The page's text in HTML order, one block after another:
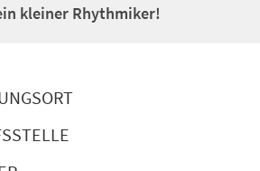
kleiner Rhythmiker!